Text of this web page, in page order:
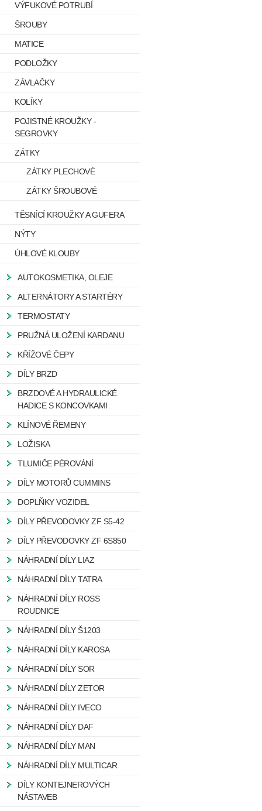
VÝFUKOVÉ POTRUBÍ
ŠROUBY
MATICE
PODLOŽKY
ZÁVLAČKY
KOLÍKY
POJISTNÉ KROUŽKY -
SEGROVKY
ZÁTKY
ZÁTKY PLECHOVÉ
ZÁTKY ŠROUBOVÉ
TĚSNÍCÍ KROUŽKY A GUFERA
NÝTY
ÚHLOVÉ KLOUBY
AUTOKOSMETIKA, OLEJE
ALTERNÁTORY A STARTÉRY
TERMOSTATY
PRUŽNÁ ULOŽENÍ KARDANU
KŘÍŽOVÉ ČEPY
DÍLY BRZD
BRZDOVÉ A HYDRAULICKÉ
HADICE S KONCOVKAMI
KLÍNOVÉ ŘEMENY
LOŽISKA
TLUMIČE PÉROVÁNÍ
DÍLY MOTORŮ CUMMINS
DOPLŇKY VOZIDEL
DÍLY PŘEVODOVKY ZF S5-42
DÍLY PŘEVODOVKY ZF 6S850
NÁHRADNÍ DÍLY LIAZ
NÁHRADNÍ DÍLY TATRA
NÁHRADNÍ DÍLY ROSS
ROUDNICE
NÁHRADNÍ DÍLY Š1203
NÁHRADNÍ DÍLY KAROSA
NÁHRADNÍ DÍLY SOR
NÁHRADNÍ DÍLY ZETOR
NÁHRADNÍ DÍLY IVECO
NÁHRADNÍ DÍLY DAF
NÁHRADNÍ DÍLY MAN
NÁHRADNÍ DÍLY MULTICAR
DÍLY KONTEJNEROVÝCH
NÁSTAVEB